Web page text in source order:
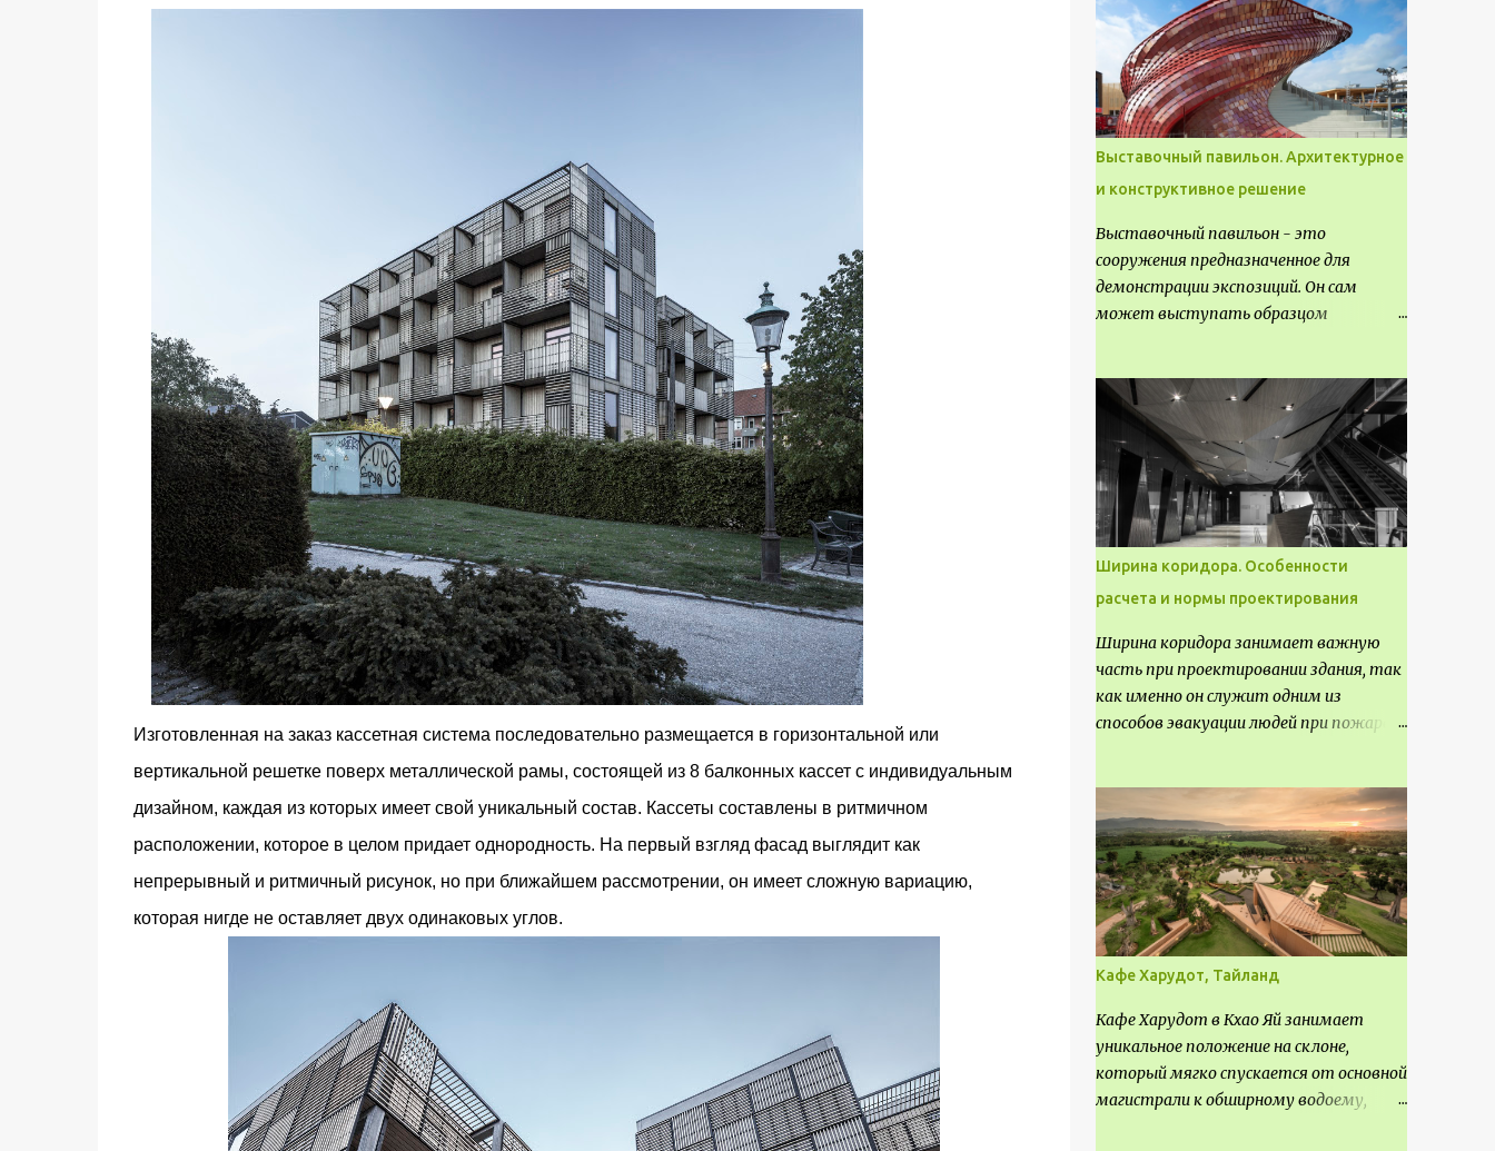
Изготовленная на заказ кассетная система последовательно размещается в горизонтальной или
вертикальной решетке поверх металлической рамы, состоящей из 8 балконных кассет с индивидуальным
дизайном, каждая из которых имеет свой уникальный состав. Кассеты составлены в ритмичном
расположении, которое в целом придает однородность. На первый взгляд фасад выглядит как
непрерывный и ритмичный рисунок, но при ближайшем рассмотрении, он имеет сложную вариацию,
которая нигде не оставляет двух одинаковых углов.
Различают несколько видов
ландшафта, которые отличаются
друг от друга не только оформлением,
но и видом деятельность происходящей
на них. Одни используют в качестве
выращивания агрокультур. Другие для
строительства населенных пунктов и
т.д.
Выставочный павильон. Архитектурное
и конструктивное решение
Выставочный павильон - это
сооружения предназначенное для
демонстрации экспозиций. Он сам
может выступать образцом
достижений. Как правило, это
относится к международным и
всемирным выставкам. Выставочные
павильоны классифицируют на:
универсальные тематические
временные постоянные передвижные
стационарные Назначение
выставочных павильонов - показ
экспозиции, с целью информации,
пропаганды, рекламы, внедрения новых
технологий, обмен опытом,
привлечения внимания и т.д.
Ширина коридора. Особенности
расчета и нормы проектирования
Ширина коридора занимает важную
часть при проектировании здания, так
как именно он служит одним из
способов эвакуации людей при пожаре.
выполнять правильный расчет. Все
особенности рассмотрим в данной
статье.
Кафе Харудот, Тайланд
Кафе Харудот в Кхао Яй занимает
уникальное положение на склоне,
который мягко спускается от основной
магистрали к обширному водоему,